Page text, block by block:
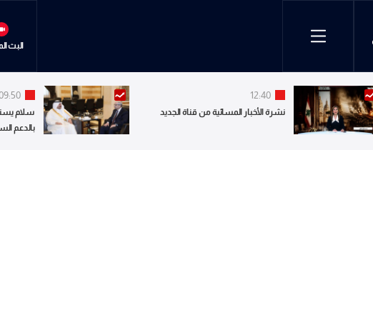
البث
12:40
نشرة الأخبار المسائية من قناة الجديد
سلام
بالدعم